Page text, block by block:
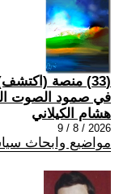
(33) منصة
في صمود الصوت
هشام الكيلاني
2026 / 8 / 9
مواضيع وابحاث